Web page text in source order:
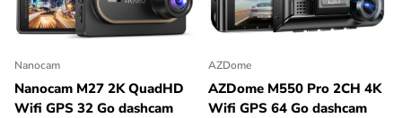
Nanocam
Nanocam M27 2K QuadHD
Wifi GPS 32 Go dashcam
AZDome
AZDome M550 Pro 2CH 4K
Wifi GPS 64 Go dashcam